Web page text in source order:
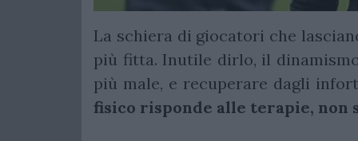
La schiera di giocatori che
più fitta. Inutile dirlo, il
più male, e recuperare dagli
fisico risponde alle terapie, non